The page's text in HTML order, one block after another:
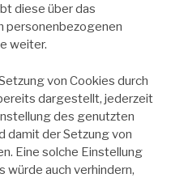
diese über das
personenbezogenen
weiter.
von Cookies durch
dargestellt, jederzeit
des genutzten
damit der Setzung von
Eine solche Einstellung
auch verhindern,